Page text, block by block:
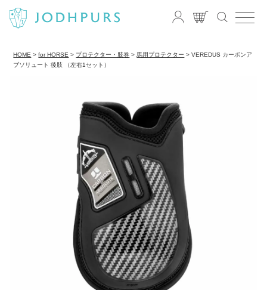
HOME for HORSE プロテクター・肢巻 馬用プロテクター
VEREDUS カーボンア
ブソリュート 後肢 （左右1セット）